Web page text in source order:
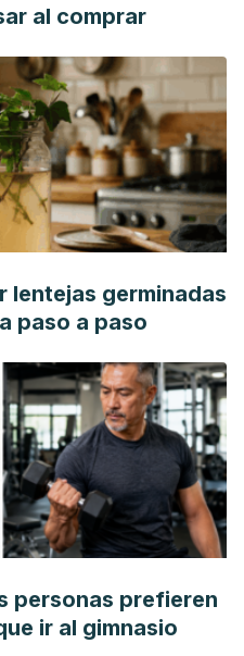
al comprar
lentejas germinadas
paso a paso
personas prefieren
ir al gimnasio